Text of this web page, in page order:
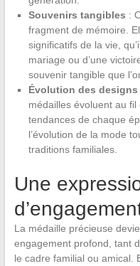
Souvenirs tangibles :
fragment de mémoire.
significatifs de la vie,
mariage ou d’une
souvenir tangible que
Évolution des designs
médailles évoluent au
tendances de chaque
l’évolution de la mode
traditions familiales.
Une
La médaille précieuse
engagement profond, tant
le cadre familial ou amical.